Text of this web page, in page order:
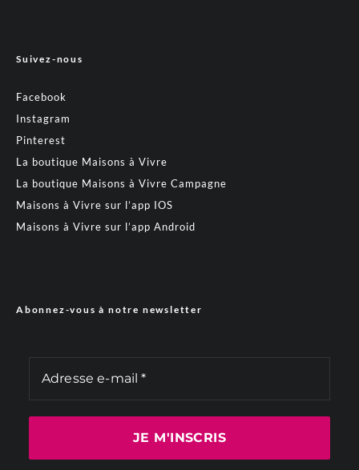
Suivez-nous
Facebook
Instagram
Pinterest
La boutique Maisons à Vivre
La boutique Maisons à Vivre Campagne
Maisons à Vivre sur l’app IOS
Maisons à Vivre sur l’app Android
Abonnez-vous à notre newsletter